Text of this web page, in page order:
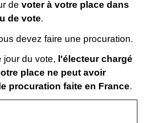
de voter à votre place dans
de vote.
devez faire une procuration.
jour du vote, l'électeur chargé
place ne peut avoir
procuration faite en France.